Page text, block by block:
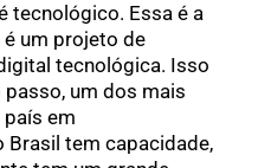
tecnológico. Essa é a
é um projeto de
tecnológica. Isso
um dos mais
em
Brasil tem capacidade,